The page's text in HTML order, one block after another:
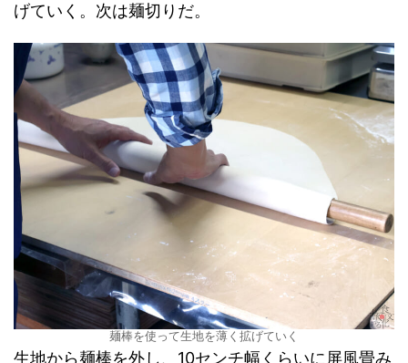
げていく。次は麺切りだ。
麺棒を使って生地を薄く拡げていく
生地から麺棒を外し、10センチ幅くらいに屏風畳み